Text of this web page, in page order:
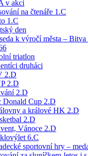
v akci
na čtenáře 1.C
1.C
den
k výročí města –
triatlon
druháci
2.D
2.D
2.D
Donald Cup 2.D
a králové HK 2.D
2.D
Vánoce 2.D
6.C
sportovní hry –